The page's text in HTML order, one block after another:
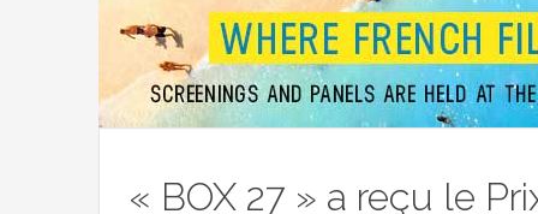
« BOX 27 » a reçu le